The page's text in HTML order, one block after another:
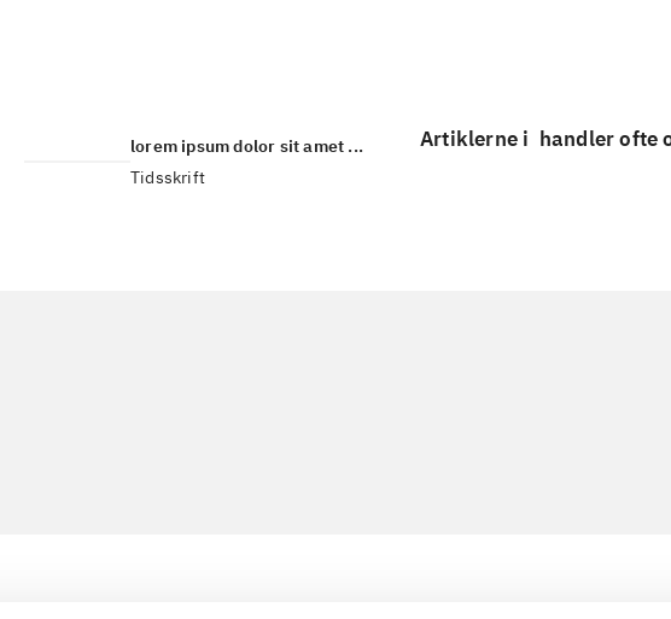
lorem ipsum dolor sit amet ...
Tidsskrift
Artiklerne i handler ofte